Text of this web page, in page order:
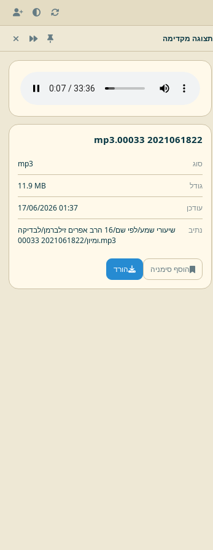
תצוגה מקדימה
2021061822 00033.
mp3
סוג mp3
גודל 11.9 MB
עודכן 17/06/2026 01:37
נתיב שיעורי שמע/לפי שם/16 הרב אפרים זילברמן/
לבדיקה
ומיון/2021061822 00033.mp3
הוסף סימניה הורד